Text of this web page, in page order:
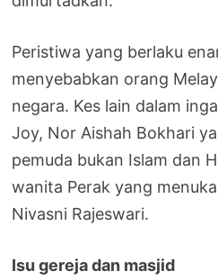
Peristiwa yang berlaku
menyebabkan orang
negara. Kes lain dalam
Joy, Nor Aishah Bokhari
pemuda bukan Islam dan
wanita Perak yang
Nivasni Rajeswari.
Isu gereja dan masjid